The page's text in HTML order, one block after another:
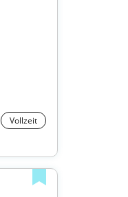
Vollzeit